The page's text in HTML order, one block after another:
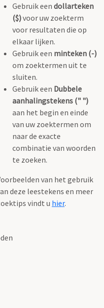
Gebruik een dollarteken
($)voor uw zoekterm
voor resultaten die op
elkaar lijken.
Gebruik een minteken (-)
om zoektermen uit te
sluiten.
Gebruik een Dubbele
aanhalingstekens (" ")
aan het begin en einde
van uw zoektermen om
naar de exacte
combinatie van woorden
te zoeken.
van het gebruik
deze leestekens en meer
vindt u hier.